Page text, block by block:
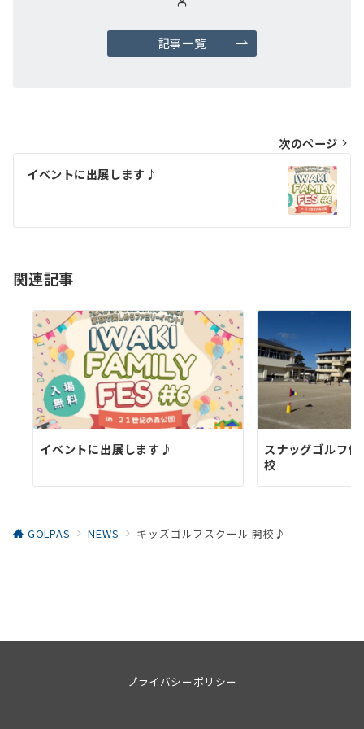
記事一覧
稿
ビ
ー
次のページ
イベントに出展します♪
関連記事
イベントに出展します♪
スナッグゴルフ
校
GOLPAS NEWS キッズゴルフスクール 開校♪
プライバシーポリシー